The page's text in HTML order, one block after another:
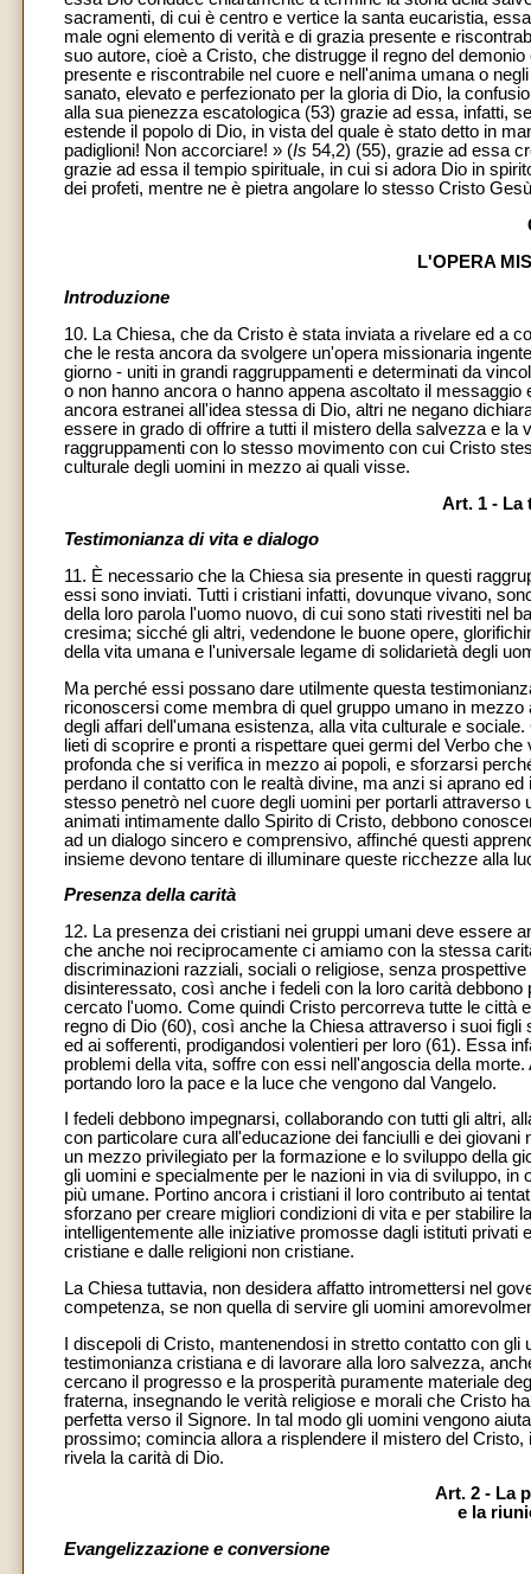
sacramenti, di cui è centro e vertice la santa eucaristia,
male ogni elemento di verità e di grazia presente e
suo autore, cioè a Cristo, che distrugge il regno del
presente e riscontrabile nel cuore e nell'anima umana o
sanato, elevato e perfezionato per la gloria di Dio, la
alla sua pienezza escatologica (53) grazie ad essa, infatti,
estende il popolo di Dio, in vista del quale è stato detto in
padiglioni! Non accorciare! » (Is 54,2) (55), grazie ad essa
grazie ad essa il tempio spirituale, in cui si adora Dio in
dei profeti, mentre ne è pietra angolare lo stesso Cristo
L'OPERA
Introduzione
10. La Chiesa, che da Cristo è stata inviata a rivelare ed a
che le resta ancora da svolgere un'opera missionaria
giorno - uniti in grandi raggruppamenti e determinati da
o non hanno ancora o hanno appena ascoltato il
ancora estranei all'idea stessa di Dio, altri ne negano
essere in grado di offrire a tutti il mistero della salvezza e
raggruppamenti con lo stesso movimento con cui Cristo
culturale degli uomini in mezzo ai quali visse.
Art. 1 - La
Testimonianza di vita e dialogo
11. È necessario che la Chiesa sia presente in questi
essi sono inviati. Tutti i cristiani infatti, dovunque vivano,
della loro parola l'uomo nuovo, di cui sono stati rivestiti nel
cresima; sicché gli altri, vedendone le buone opere,
della vita umana e l'universale legame di solidarietà degli
Ma perché essi possano dare utilmente questa
riconoscersi come membra di quel gruppo umano in
degli affari dell'umana esistenza, alla vita culturale e
lieti di scoprire e pronti a rispettare quei germi del Verbo
profonda che si verifica in mezzo ai popoli, e sforzarsi
perdano il contatto con le realtà divine, ma anzi si aprano
stesso penetrò nel cuore degli uomini per portarli
animati intimamente dallo Spirito di Cristo, debbono
ad un dialogo sincero e comprensivo, affinché questi
insieme devono tentare di illuminare queste ricchezze alla
Presenza della carità
12. La presenza dei cristiani nei gruppi umani deve essere
che anche noi reciprocamente ci amiamo con la stessa
discriminazioni razziali, sociali o religiose, senza
disinteressato, così anche i fedeli con la loro carità
cercato l'uomo. Come quindi Cristo percorreva tutte le città
regno di Dio (60), così anche la Chiesa attraverso i suoi
ed ai sofferenti, prodigandosi volentieri per loro (61). Essa
problemi della vita, soffre con essi nell'angoscia della
portando loro la pace e la luce che vengono dal Vangelo.
I fedeli debbono impegnarsi, collaborando con tutti gli altri,
con particolare cura all'educazione dei fanciulli e dei
un mezzo privilegiato per la formazione e lo sviluppo della
gli uomini e specialmente per le nazioni in via di sviluppo,
più umane. Portino ancora i cristiani il loro contributo ai
sforzano per creare migliori condizioni di vita e per stabilire
intelligentemente alle iniziative promosse dagli istituti
cristiane e dalle religioni non cristiane.
La Chiesa tuttavia, non desidera affatto intromettersi nel
competenza, se non quella di servire gli uomini
I discepoli di Cristo, mantenendosi in stretto contatto con
testimonianza cristiana e di lavorare alla loro salvezza,
cercano il progresso e la prosperità puramente materiale
fraterna, insegnando le verità religiose e morali che Cristo
perfetta verso il Signore. In tal modo gli uomini vengono
prossimo; comincia allora a risplendere il mistero del
rivela la carità di Dio.
Art. 2 - La
e la
Evangelizzazione e conversione